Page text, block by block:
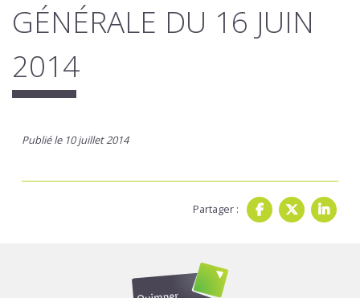
GÉNÉRALE DU 16 JUIN
2014
Publié le 10 juillet 2014
Partager :